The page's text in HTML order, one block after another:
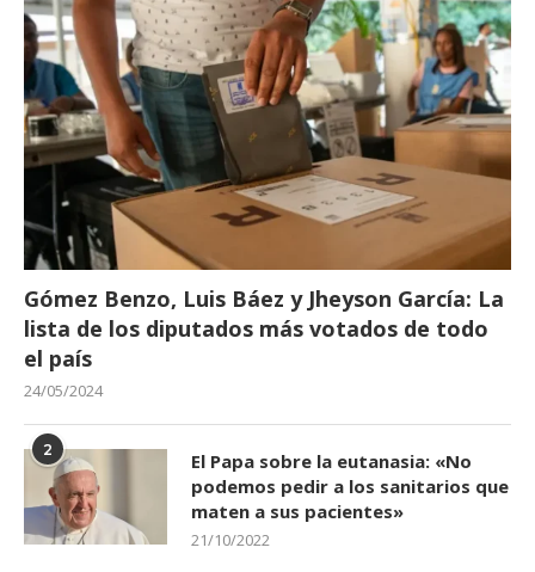
Gómez Benzo, Luis Báez y Jheyson García: La
lista de los diputados más votados de todo
el país
24/05/2024
2
El Papa sobre la eutanasia: «No
podemos pedir a los sanitarios que
maten a sus pacientes»
21/10/2022